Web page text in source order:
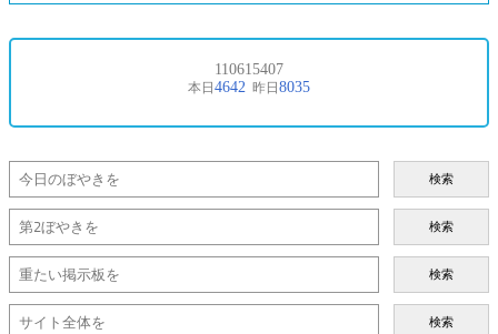
検索
検索
検索
検索